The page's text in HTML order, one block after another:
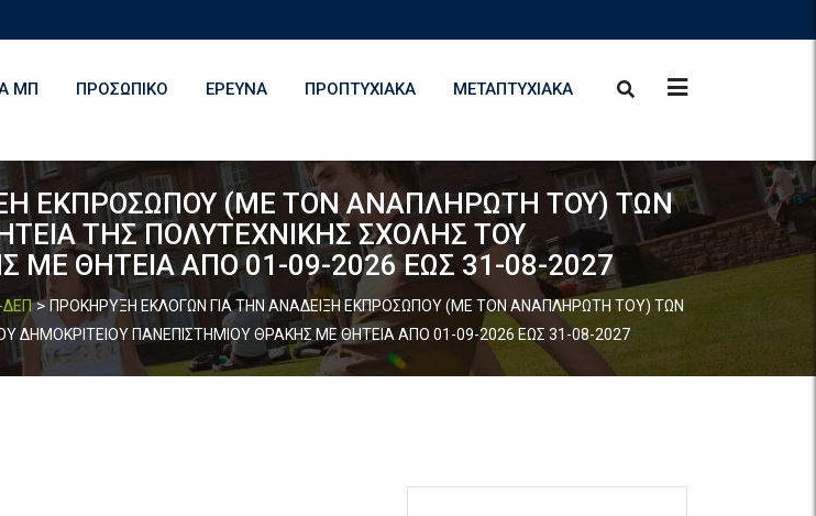
ΜΠ ΠΡΟΣΩΠΙΚΌ ΈΡΕΥΝΑ ΠΡΟΠΤΥΧΙΑΚΆ ΜΕΤΑΠΤΥΧΙΑΚΆ
ΕΚΠΡΟΣΩΠΟΥ (ΜΕ ΤΟΝ ΑΝΑΠΛΗΡΩΤΗ ΤΟΥ) ΤΩΝ
ΤΗΣ ΠΟΛΥΤΕΧΝΙΚΗΣ ΣΧΟΛΗΣ ΤΟΥ
ΜΕ ΘΗΤΕΙΑ ΑΠΟ 01-09-2026 ΕΩΣ 31-08-2027
ΔΕΠ> ΠΡΟΚΗΡΥΞΗ ΕΚΛΟΓΩΝ ΓΙΑ ΤΗΝ ΑΝΑΔΕΙΞΗ ΕΚΠΡΟΣΩΠΟΥ (ΜΕ ΤΟΝ ΑΝΑΠΛΗΡΩΤΗ ΤΟΥ) ΤΩΝ
ΔΗΜΟΚΡΙΤΕΙΟΥ ΠΑΝΕΠΙΣΤΗΜΙΟΥ ΘΡΑΚΗΣ ΜΕ ΘΗΤΕΙΑ ΑΠΟ 01-09-2026 ΕΩΣ 31-08-2027